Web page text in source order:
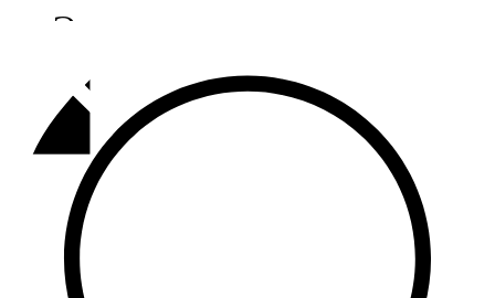
Әлмәт
92,9 FM
Базарлы матак
107,1 FM
Балык бистәсе
104,9 FM